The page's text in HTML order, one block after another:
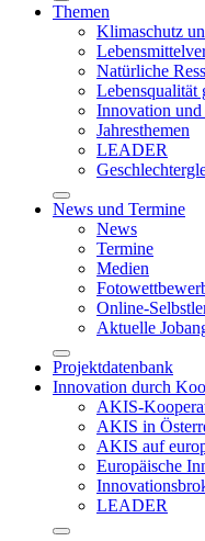
Themen
Klimaschutz
Natürliche
Lebensqualität
Innovation und
Jahresthemen
LEADER
News und Termine
News
Termine
Medien
Online-
Aktuelle
Projektdatenbank
Innovation durch
AKIS-
AKIS in
AKIS auf
Europäische
LEADER